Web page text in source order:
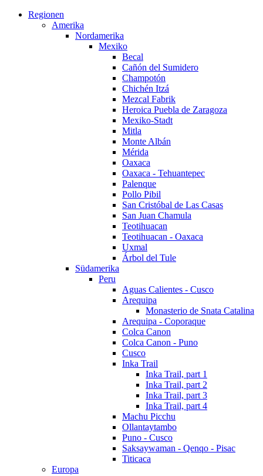
Regionen
Amerika
Nordamerika
Mexiko
Becal
Cañón del Sumidero
Champotón
Chichén Itzá
Mezcal Fabrik
Heroica Puebla de Zaragoza
Mexiko-Stadt
Mitla
Monte Albán
Mérida
Oaxaca
Oaxaca - Tehuantepec
Palenque
Pollo Pibil
San Cristóbal de Las Casas
San Juan Chamula
Teotihuacan
Teotihuacan - Oaxaca
Uxmal
Árbol del Tule
Südamerika
Peru
Aguas Calientes - Cusco
Arequipa
Monasterio de Snata Catalina
Arequipa - Coporaque
Colca Canon
Colca Canon - Puno
Cusco
Inka Trail
Inka Trail, part 1
Inka Trail, part 2
Inka Trail, part 3
Inka Trail, part 4
Machu Picchu
Ollantaytambo
Puno - Cusco
Saksaywaman - Qenqo - Pisac
Titicaca
Europa